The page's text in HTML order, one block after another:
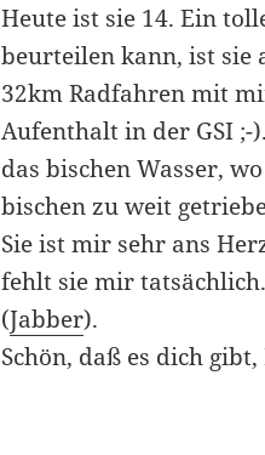
Heute ist sie 14. Ein
beurteilen kann, ist sie
32km Radfahren mit
Aufenthalt in der GSI ;-
das bischen Wasser,
bischen zu weit
Sie ist mir sehr ans
fehlt sie mir
(Jabber).
Schön, daß es dich